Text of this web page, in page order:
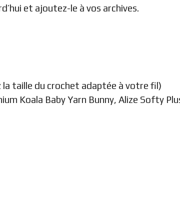
et ajoutez-le à vos archives.
la taille du crochet adaptée à votre fil)
Koala Baby Yarn Bunny, Alize Softy